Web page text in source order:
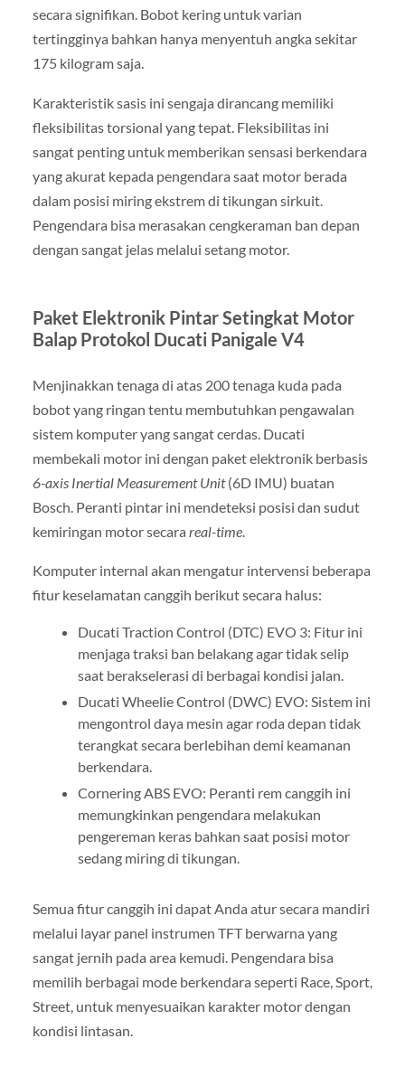
secara signifikan. Bobot kering untuk varian
tertingginya bahkan hanya menyentuh angka sekitar
175 kilogram saja.
Karakteristik sasis ini sengaja dirancang memiliki
fleksibilitas torsional yang tepat. Fleksibilitas ini
sangat penting untuk memberikan sensasi berkendara
yang akurat kepada pengendara saat motor berada
dalam posisi miring ekstrem di tikungan sirkuit.
Pengendara bisa merasakan cengkeraman ban depan
dengan sangat jelas melalui setang motor.
Paket Elektronik Pintar Setingkat Motor
Balap Protokol Ducati Panigale V4
Menjinakkan tenaga di atas 200 tenaga kuda pada
bobot yang ringan tentu membutuhkan pengawalan
sistem komputer yang sangat cerdas. Ducati
membekali motor ini dengan paket elektronik berbasis
6-axis Inertial Measurement Unit(6D IMU) buatan
Bosch. Peranti pintar ini mendeteksi posisi dan sudut
kemiringan motor secara real-time.
Komputer internal akan mengatur intervensi beberapa
fitur keselamatan canggih berikut secara halus:
Ducati Traction Control (DTC) EVO 3: Fitur ini
menjaga traksi ban belakang agar tidak selip
saat berakselerasi di berbagai kondisi jalan.
Ducati Wheelie Control (DWC) EVO: Sistem ini
mengontrol daya mesin agar roda depan tidak
terangkat secara berlebihan demi keamanan
berkendara.
Cornering ABS EVO: Peranti rem canggih ini
memungkinkan pengendara melakukan
pengereman keras bahkan saat posisi motor
sedang miring di tikungan.
Semua fitur canggih ini dapat Anda atur secara mandiri
melalui layar panel instrumen TFT berwarna yang
sangat jernih pada area kemudi. Pengendara bisa
memilih berbagai mode berkendara seperti Race, Sport,
Street, untuk menyesuaikan karakter motor dengan
kondisi lintasan.